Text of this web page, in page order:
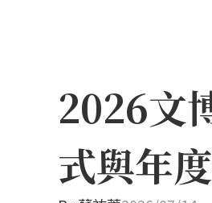
2026文
式與年